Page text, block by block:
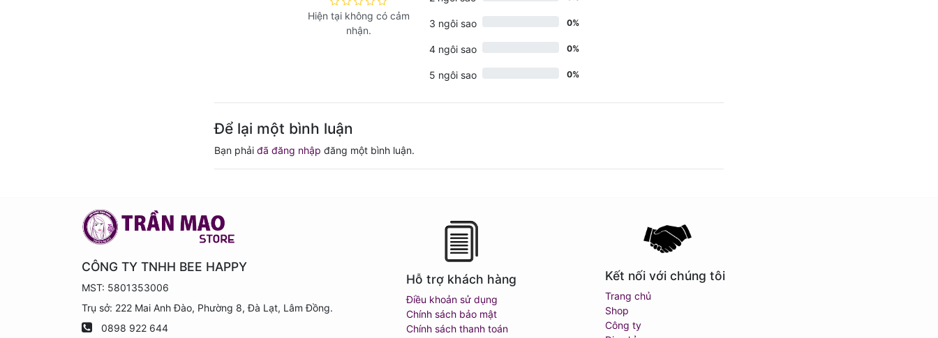
Hiện tại không có cảm
nhận.
3 ngôi sao 0%
4 ngôi sao 0%
5 ngôi sao 0%
Để lại một bình luận
Bạn phải đã đăng nhập đăng một bình luận.
CÔNG TY TNHH BEE HAPPY
MST: 5801353006
Trụ sở: 222 Mai Anh Đào, Phường 8, Đà Lạt, Lâm Đồng.
0898 922 644
Hỗ trợ khách hàng
Điều khoản sử dụng
Chính sách bảo mật
Chính sách thanh toán
Kết nối với chúng tôi
Trang chủ
Shop
Công ty